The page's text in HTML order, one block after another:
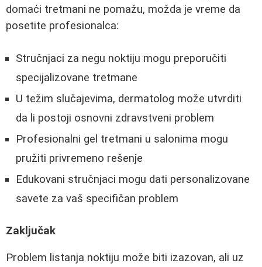
domaći tretmani ne pomažu, možda je vreme da
posetite profesionalca:
Stručnjaci za negu noktiju mogu preporučiti
specijalizovane tretmane
U težim slučajevima, dermatolog može utvrditi
da li postoji osnovni zdravstveni problem
Profesionalni gel tretmani u salonima mogu
pružiti privremeno rešenje
Edukovani stručnjaci mogu dati personalizovane
savete za vaš specifičan problem
Zaključak
Problem listanja noktiju može biti izazovan, ali uz